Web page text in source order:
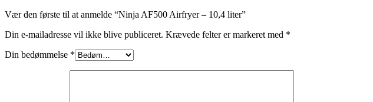
Vær den første til at anmelde “Ninja AF500 Airfryer – 10,4 liter”
Din e-mailadresse vil ikke blive publiceret. Krævede felter er markeret med *
Din bedømmelse *